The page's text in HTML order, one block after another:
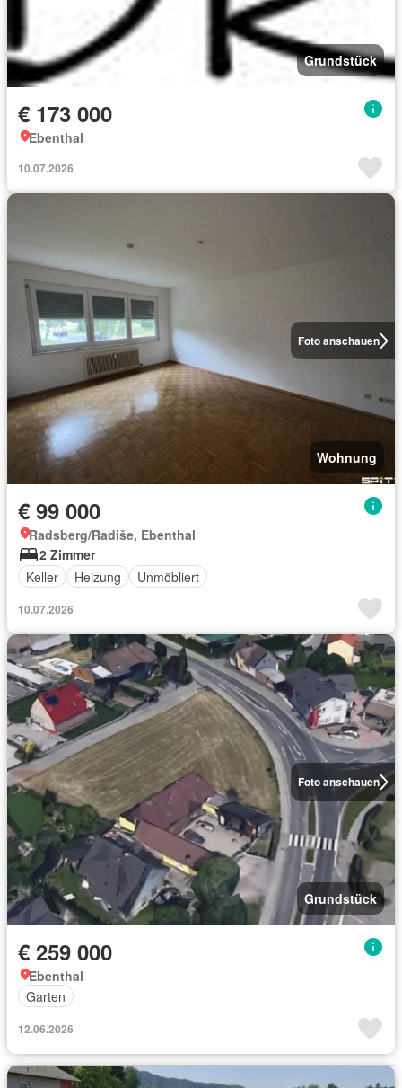
Grundstück
€ 173 000
Ebenthal
10.07.2026
Foto anschauen
Wohnung
€ 99 000
Radsberg/Radiše, Ebenthal
2 Zimmer
Keller
Heizung Unmöbliert
10.07.2026
Foto anschauen
Grundstück
€ 259 000
Ebenthal
Garten
12.06.2026